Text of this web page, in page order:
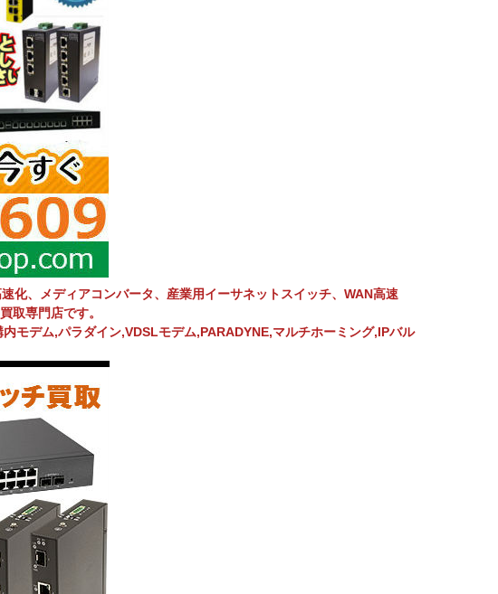
化、メディアコンバータ、産業用イーサネットスイッチ、WAN高速
取専門店です。
モデム,パラダイン,VDSLモデム,PARADYNE,マルチホーミング,IPバル